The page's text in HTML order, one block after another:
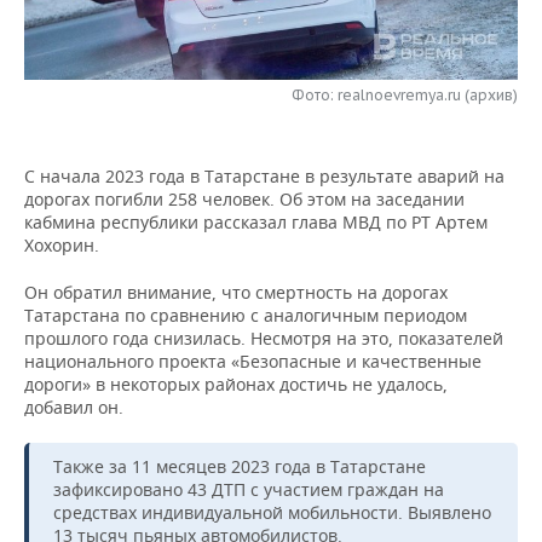
НЕФТЕХИМИЯ
НЕФТЬ
ЭНЕРГЕТИКА
РОЗНИЧНАЯ ТОРГОВЛЯ
НОВОСТИ ТЕХНОЛОГИЙ
ТЕЛЕКОММУНИКАЦИИ
МЕРОПРИЯТИЯ
БИЗНЕС-БРАНЧИ
ОТКРЫТАЯ ЛЕКЦИЯ
ФУТБОЛ
БАСКЕТБОЛ
ВОЛЕЙБОЛ
ФИГУРНОЕ КАТАНИЕ
НОВОСТИ ОБЩЕСТВА
ИНФРАСТРУКТУРА
ИСТОРИЯ
МЕДИЦИНА
ФОТОГАЛЕРЕЯ
СПРАВОЧНИК
СПИСОК ПЕРСОН
ПОЛНАЯ ВЕРСИЯ
Фото: realnoevremya.ru (архив)
С начала 2023 года в Татарстане в результате аварий на
дорогах погибли 258 человек. Об этом на заседании
кабмина республики рассказал глава МВД по РТ Артем
Хохорин.
Он обратил внимание, что смертность на дорогах
Татарстана по сравнению с аналогичным периодом
прошлого года снизилась. Несмотря на это, показателей
национального проекта «Безопасные и качественные
дороги» в некоторых районах достичь не удалось,
добавил он.
Также за 11 месяцев 2023 года в Татарстане
зафиксировано 43 ДТП с участием граждан на
средствах индивидуальной мобильности. Выявлено
13 тысяч пьяных автомобилистов.